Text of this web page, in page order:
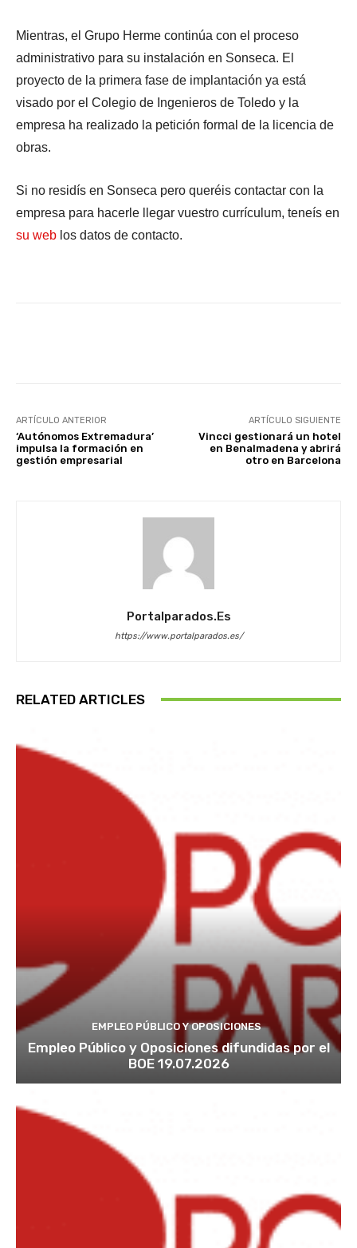
Mientras, el Grupo Herme continúa con el proceso
administrativo para su instalación en Sonseca. El
proyecto de la primera fase de implantación ya está
visado por el Colegio de Ingenieros de Toledo y la
empresa ha realizado la petición formal de la licencia de
obras.
Si no residís en Sonseca pero queréis contactar con la
empresa para hacerle llegar vuestro currículum, teneís en
su web los datos de contacto.
ARTÍCULO ANTERIOR
‘Autónomos Extremadura’
impulsa la formación en
gestión empresarial
ARTÍCULO SIGUIENTE
Vincci gestionará un hotel
en Benalmadena y abrirá
otro en Barcelona
Portalparados.es
https://www.portalparados.es/
RELATED ARTICLES
EMPLEO PÚBLICO Y OPOSICIONES
Empleo Público y Oposiciones difundidas por el
BOE 19.07.2026